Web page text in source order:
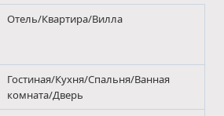
Отель/Квартира/Вилла
Гостиная/Кухня/Спальня/Ванная
комната/Дверь